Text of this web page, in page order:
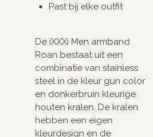
Past bij elke outfit
De iXXXi Men armband
Roan bestaat uit een
combinatie van stainless
steel in de kleur gun color
en donkerbruin kleurige
houten kralen. De kralen
hebben een eigen
kleurdesign en de